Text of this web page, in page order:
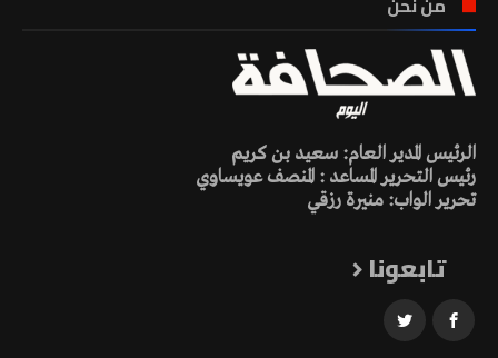
الرئيس المدير العام: سعيد بن كريم
رئيس التحرير المساعد : المنصف عويساوي
تحرير الواب: منيرة رزقي
تابعونا